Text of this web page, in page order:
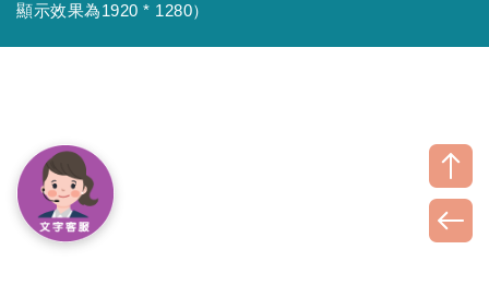
顯示效果為1920 * 1280）